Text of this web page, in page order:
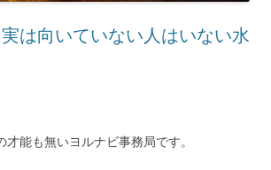
は向いていない人はいない水
才能も無いヨルナビ事務局です。